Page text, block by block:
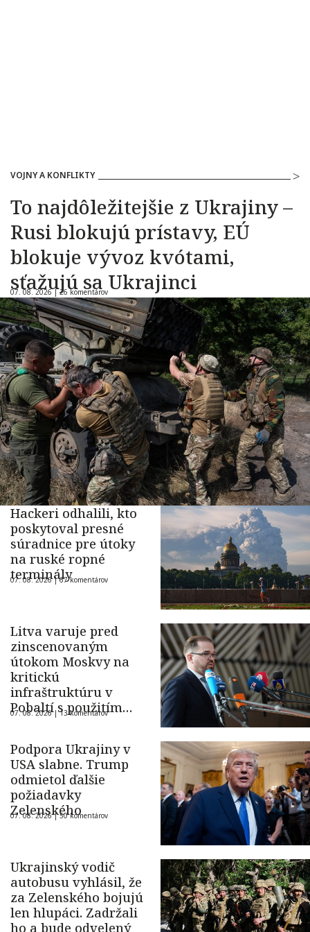
VOJNY A KONFLIKTY
To najdôležitejšie z Ukrajiny –
Rusi blokujú prístavy, EÚ
blokuje vývoz kvótami,
sťažujú sa Ukrajinci
07. 08. 2026 |26 komentárov
Hackeri odhalili, kto
poskytoval presné
súradnice pre útoky
na ruské ropné
terminály
07. 08. 2026 |67 komentárov
Litva varuje pred
zinscenovaným
útokom Moskvy na
kritickú
infraštruktúru v
Pobaltí s použitím
ukrajinského dronu
07. 08. 2026 |13 komentárov
Podpora Ukrajiny v
USA slabne. Trump
odmietol ďalšie
požiadavky
Zelenského
07. 08. 2026 |50 komentárov
Ukrajinský vodič
autobusu vyhlásil, že
za Zelenského bojujú
len hlupáci. Zadržali
ho a bude odvelený